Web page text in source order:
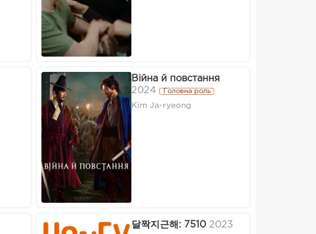
Війна й повстання
2024
Головна роль
Kim Ja-ryeong
달짝지근해: 7510 2023